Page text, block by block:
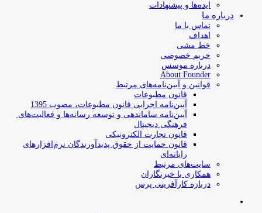
ایده‌ها و پیشنهادات
درباره ما
تماس با ما
اهداف
خط مشی
حریم خصوصی
درباره موسس
About Founder
قوانین و آیین‌نامه‌های مرتبط
‌قانون مطبوعات
آیین‌نامه اجرایی قانون مطبوعات، مصوب 1395
آیین‌نامه سامان­دهی و توسعه رسانه­‌ها و فعالیت‌­های
فرهنگی دیجیتال
قانون تجارت الکترونیکی
قانون حمایت از حقوق پدیدآورندگان نرم‌افزارهای
رایانه‌ای
سایت‌های مرتبط
همکاری با خبرنگاران
درباره کارآفرینی پرس